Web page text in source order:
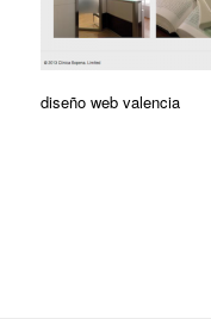
diseño web valencia